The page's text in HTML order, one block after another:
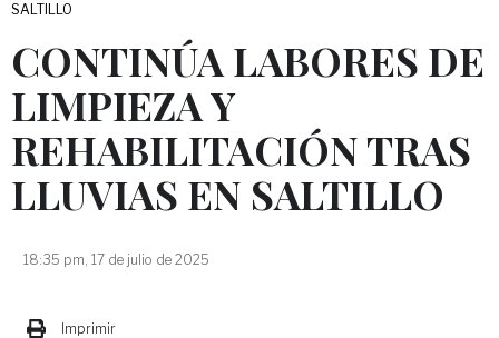
SALTILLO
CONTINÚA LABORES DE
LIMPIEZA Y
REHABILITACIÓN TRAS
LLUVIAS EN SALTILLO
18:35 pm, 17 de julio de 2025
Imprimir